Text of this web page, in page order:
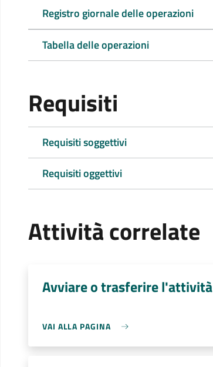
Registro giornale delle operazioni
Tabella delle operazioni
Requisiti
Requisiti soggettivi
Requisiti oggettivi
Attività correlate
Avviare o trasferire l'attività
VAI ALLA PAGINA